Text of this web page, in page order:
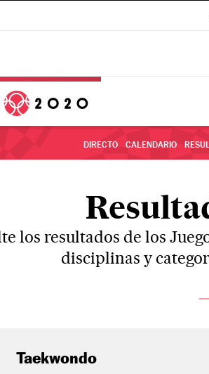
DIRECTO CALENDARIO
los resultados de los
disciplinas y
Taekwondo